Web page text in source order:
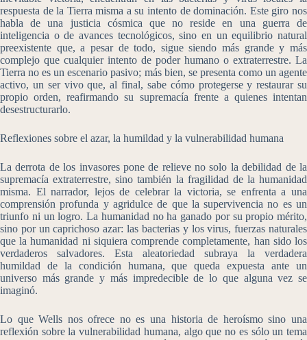
respuesta de la Tierra misma a su intento de dominación. Este giro nos
habla de una justicia cósmica que no reside en una guerra de
inteligencia o de avances tecnológicos, sino en un equilibrio natural
preexistente que, a pesar de todo, sigue siendo más grande y más
complejo que cualquier intento de poder humano o extraterrestre. La
Tierra no es un escenario pasivo; más bien, se presenta como un agente
activo, un ser vivo que, al final, sabe cómo protegerse y restaurar su
propio orden, reafirmando su supremacía frente a quienes intentan
desestructurarlo.
Reflexiones sobre el azar, la humildad y la vulnerabilidad humana
La derrota de los invasores pone de relieve no solo la debilidad de la
supremacía extraterrestre, sino también la fragilidad de la humanidad
misma. El narrador, lejos de celebrar la victoria, se enfrenta a una
comprensión profunda y agridulce de que la supervivencia no es un
triunfo ni un logro. La humanidad no ha ganado por su propio mérito,
sino por un caprichoso azar: las bacterias y los virus, fuerzas naturales
que la humanidad ni siquiera comprende completamente, han sido los
verdaderos salvadores. Esta aleatoriedad subraya la verdadera
humildad de la condición humana, que queda expuesta ante un
universo más grande y más impredecible de lo que alguna vez se
imaginó.
Lo que Wells nos ofrece no es una historia de heroísmo sino una
reflexión sobre la vulnerabilidad humana, algo que no es sólo un tema